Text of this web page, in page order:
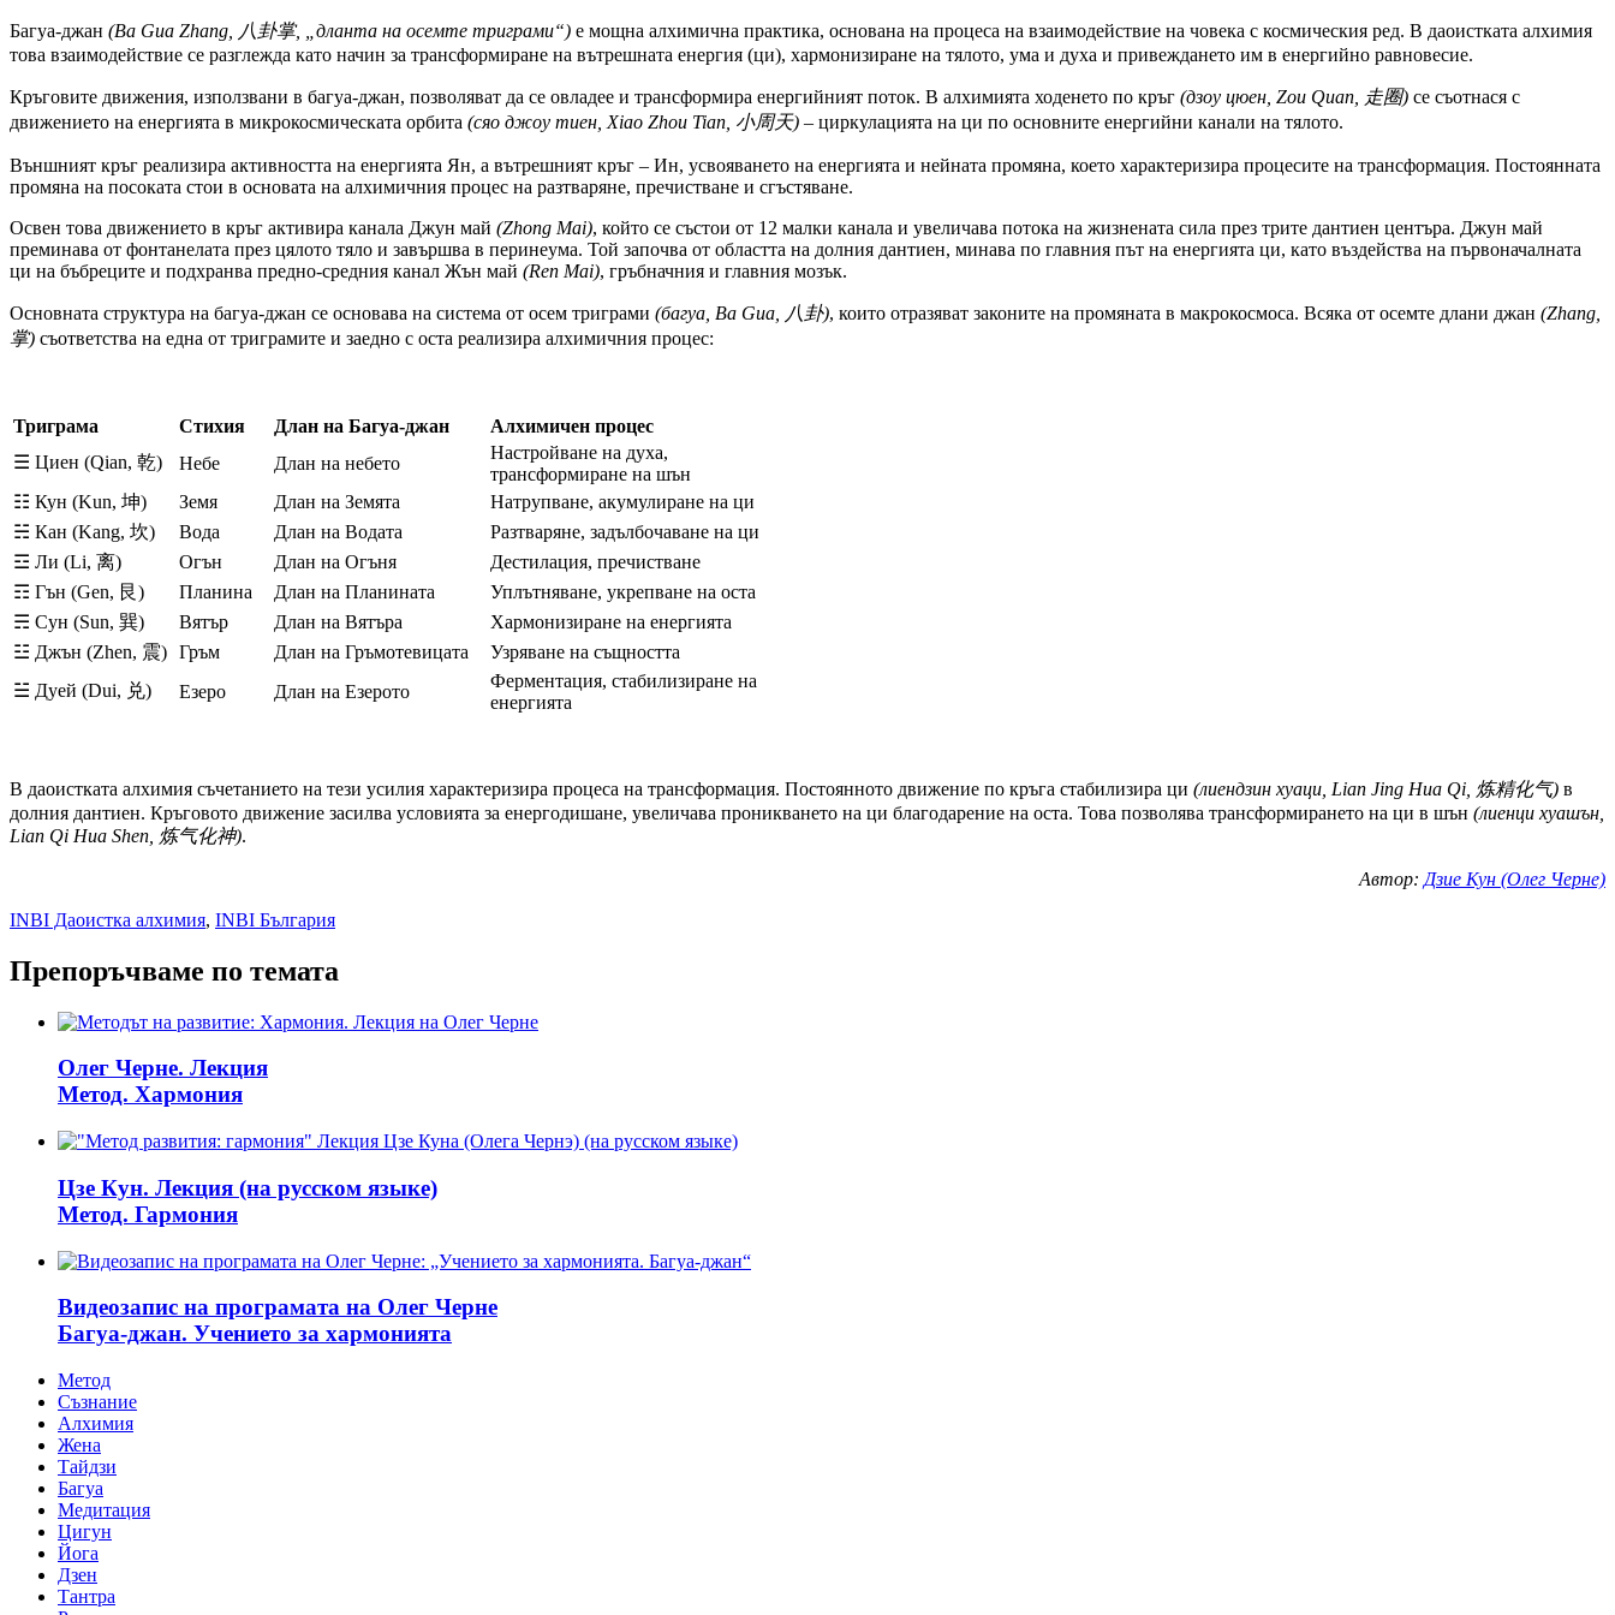
Багуа-джан (Ba Gua Zhang, 八卦掌, „дланта на осемте триграми“) е мощна алхимична практика, основана на процеса на взаимодействие на човека с космическия ред. В даоистката алхимия
това взаимодействие се разглежда като начин за трансформиране на вътрешната енергия (ци), хармонизиране на тялото, ума и духа и привеждането им в енергийно равновесие.
Кръговите движения, използвани в багуа-джан, позволяват да се овладее и трансформира енергийният поток. В алхимията ходенето по кръг (дзоу цюен, Zou Quan, 走圈) се съотнася с
движението на енергията в микрокосмическата орбита (сяо джоу тиен, Xiao Zhou Tian, 小周天) – циркулацията на ци по основните енергийни канали на тялото.
Външният кръг реализира активността на енергията Ян, а вътрешният кръг – Ин, усвояването на енергията и нейната промяна, което характеризира процесите на трансформация. Постоянната
промяна на посоката стои в основата на алхимичния процес на разтваряне, пречистване и сгъстяване.
Освен това движението в кръг активира канала Джун май (Zhong Mai), който се състои от 12 малки канала и увеличава потока на жизнената сила през трите дантиен центъра. Джун май
преминава от фонтанелата през цялото тяло и завършва в перинеума. Той започва от областта на долния дантиен, минава по главния път на енергията ци, като въздейства на първоначалната
ци на бъбреците и подхранва предно-средния канал Жън май (Ren Mai), гръбначния и главния мозък.
Основната структура на багуа-джан се основава на система от осем триграми (багуа, Ba Gua, 八卦), които отразяват законите на промяната в макрокосмоса. Всяка от осемте длани джан (Zhang,
掌) съответства на една от триграмите и заедно с оста реализира алхимичния процес:
Триграма Стихия Длан на Багуа-джан
Алхимичен процес
☰ Циен (Qian, 乾)
Небе Длан на небето
Настройване на духа,
трансформиране на шън
☷ Кун (Kun, 坤)
Земя Длан на Земята
Натрупване, акумулиране на ци
☵ Кан (Kang, 坎)
Вода Длан на Водата
Разтваряне, задълбочаване на ци
☲ Ли (Li, 离)
Огън Длан на Огъня
Дестилация, пречистване
☶ Гън (Gen, 艮)
Планина Длан на Планината
Уплътняване, укрепване на оста
☴ Сун (Sun, 巽)
Вятър Длан на Вятъра
Хармонизиране на енергията
☳ Джън (Zhen, 震) Гръм Длан на Гръмотевицата
Узряване на същността
☱ Дуей (Dui, 兑)
Езеро Длан на Езерото
Ферментация, стабилизиране на
енергията
В даоистката алхимия съчетанието на тези усилия характеризира процеса на трансформация. Постоянното движение по кръга стабилизира ци (лиендзин хуаци, Lian Jing Hua Qi, 炼精化气) в
долния дантиен. Кръговото движение засилва условията за енергодишане, увеличава проникването на ци благодарение на оста. Това позволява трансформирането на ци в шън (лиенци хуашън,
Lian Qi Hua Shen, 炼气化神).
Автор: Дзие Кун (Олег Черне)
INBI Даоистка алхимия, INBI България
Препоръчваме по темата
Олег Черне. Лекция
Метод. Хармония
Цзе Кун. Лекция (на русском языке)
Метод. Гармония
Видеозапис на програмата на Олег Черне
Багуа-джан. Учението за хармонията
Метод
Съзнание
Алхимия
Жена
Тайдзи
Багуа
Медитация
Цигун
Йога
Дзен
Тантра